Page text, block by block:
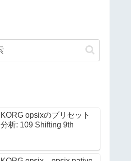
KORG opsixのプリセット
分析: 109 Shifting 9th